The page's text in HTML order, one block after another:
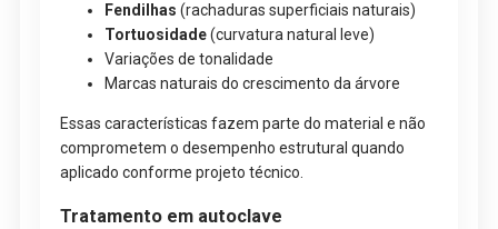
Fendilhas (rachaduras superficiais naturais)
Tortuosidade(curvatura natural leve)
Variações de tonalidade
Marcas naturais do crescimento da árvore
Essas características fazem parte do material e não
comprometem o desempenho estrutural quando
aplicado conforme projeto técnico.
Tratamento em autoclave